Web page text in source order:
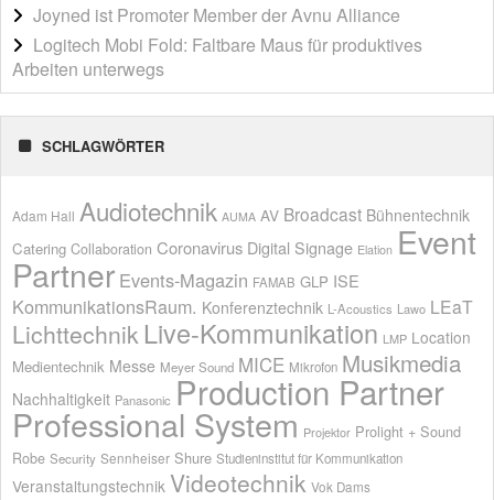
Joyned ist Promoter Member der Avnu Alliance
Logitech Mobi Fold: Faltbare Maus für produktives
Arbeiten unterwegs
SCHLAGWÖRTER
Adam Hall Audiotechnik AUMA AV Broadcast Bühnentechnik
Catering Collaboration Coronavirus Digital Signage Elation Event
Partner Events-Magazin FAMAB GLP ISE
KommunikationsRaum. Konferenztechnik L-Acoustics Lawo LEaT
Lichttechnik Live-Kommunikation LMP Location
Medientechnik Messe Meyer Sound MICE Mikrofon Musikmedia
Nachhaltigkeit Panasonic Production Partner
Professional System Projektor Prolight + Sound
Robe Security Sennheiser Shure Studieninstitut für Kommunikation
Veranstaltungstechnik Videotechnik Vok Dams